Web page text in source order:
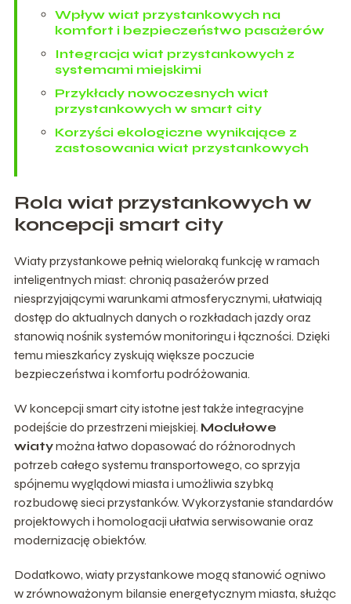
Wpływ wiat przystankowych na
komfort i bezpieczeństwo pasażerów
Integracja wiat przystankowych z
systemami miejskimi
Przykłady nowoczesnych wiat
przystankowych w smart city
Korzyści ekologiczne wynikające z
zastosowania wiat przystankowych
Rola wiat przystankowych w
koncepcji smart city
Wiaty przystankowe pełnią wieloraką funkcję w ramach
inteligentnych miast: chronią pasażerów przed
niesprzyjającymi warunkami atmosferycznymi, ułatwiają
dostęp do aktualnych danych o rozkładach jazdy oraz
stanowią nośnik systemów monitoringu i łączności. Dzięki
temu mieszkańcy zyskują większe poczucie
bezpieczeństwa i komfortu podróżowania.
W koncepcji smart city istotne jest także integracyjne
podejście do przestrzeni miejskiej. Modułowe
wiatymożna łatwo dopasować do różnorodnych
potrzeb całego systemu transportowego, co sprzyja
spójnemu wyglądowi miasta i umożliwia szybką
rozbudowę sieci przystanków. Wykorzystanie standardów
projektowych i homologacji ułatwia serwisowanie oraz
modernizację obiektów.
Dodatkowo, wiaty przystankowe mogą stanowić ogniwo
w zrównoważonym bilansie energetycznym miasta, służąc